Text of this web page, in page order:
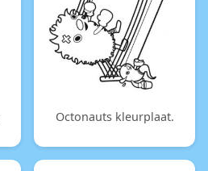
Octonauts kleurplaat.